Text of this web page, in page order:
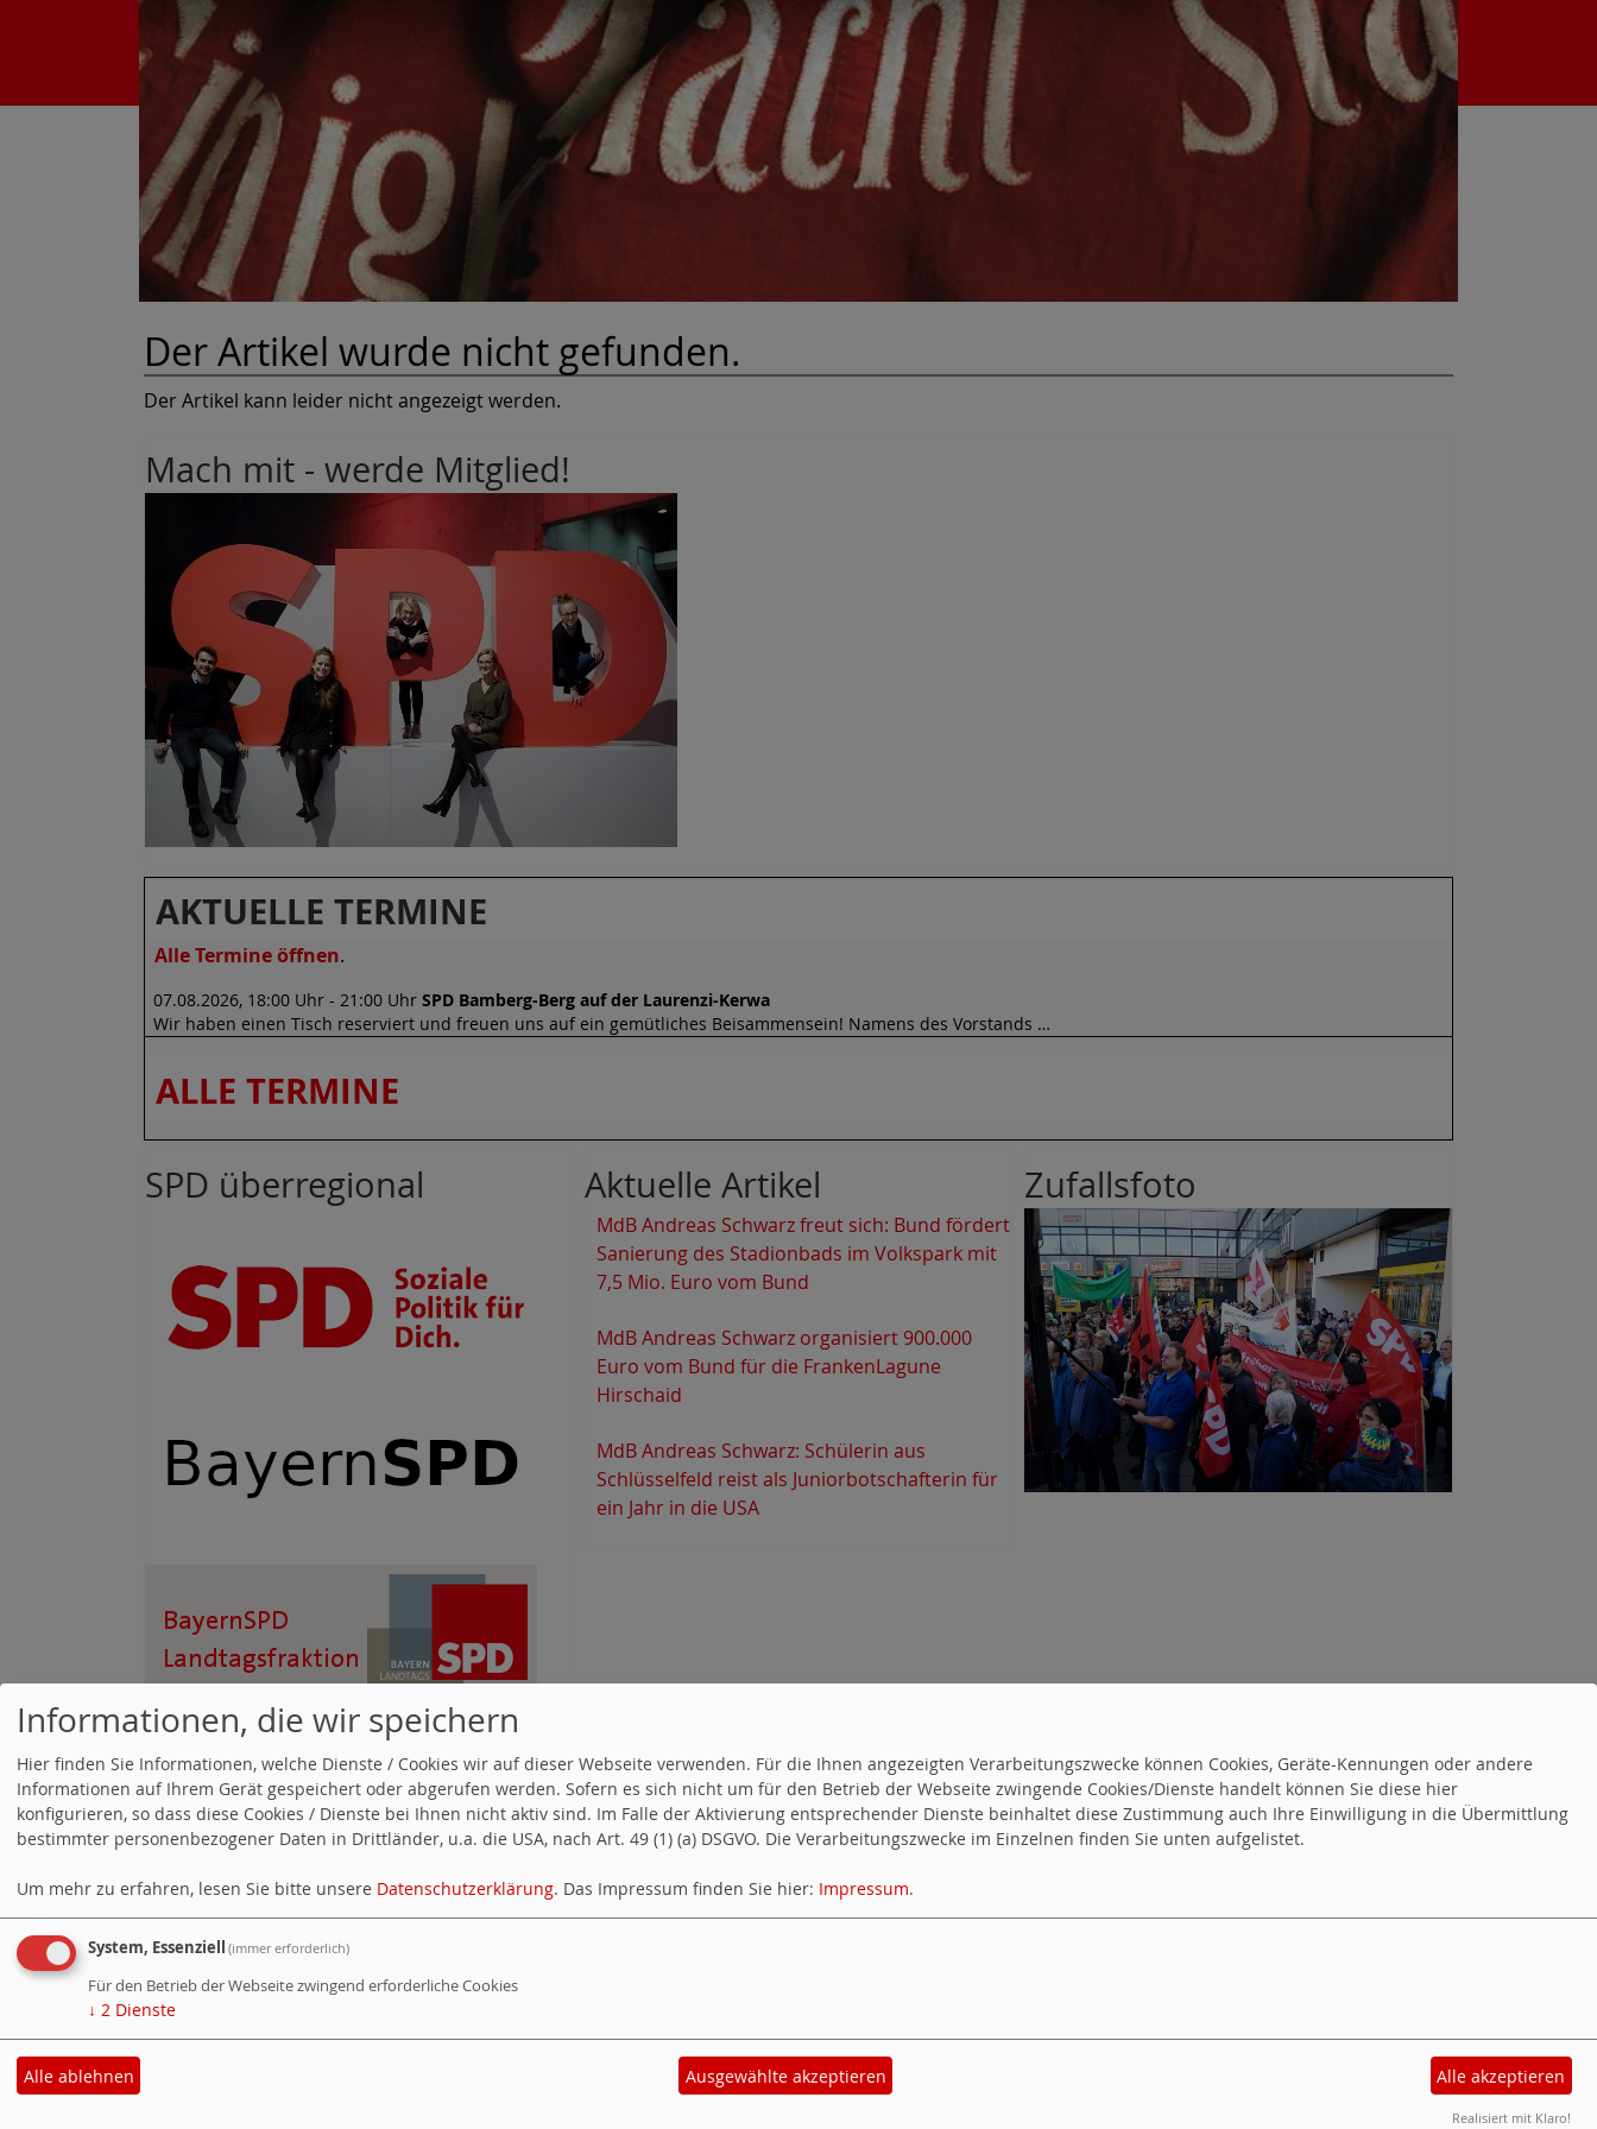
Der Artikel wurde nicht gefunden.
Der Artikel kann leider nicht angezeigt werden.
Mach mit - werde Mitglied!
AKTUELLE TERMINE
Alle Termine öffnen.
07.08.2026, 18:00 Uhr - 21:00 Uhr SPD Bamberg-Berg auf der Laurenzi-Kerwa
Wir haben einen Tisch reserviert und freuen uns auf ein gemütliches Beisammensein! Namens des Vorstands …
ALLE TERMINE
SPD überregional Aktuelle Artikel
MdB Andreas Schwarz freut sich: Bund fördert
Sanierung des Stadionbads im Volkspark mit
7,5 Mio. Euro vom Bund
MdB Andreas Schwarz organisiert 900.000
Euro vom Bund für die FrankenLagune
Hirschaid
MdB Andreas Schwarz: Schülerin aus
Schlüsselfeld reist als Juniorbotschafterin für
ein Jahr in die USA
Zufallsfoto
Suchen Twitter Facebook RSS
Counter
Besucher:
7
Informationen, die wir speichern
Hier finden Sie Informationen, welche Dienste / Cookies wir auf dieser Webseite verwenden. Für die Ihnen angezeigten Verarbeitungszwecke können Cookies, Geräte-Kennungen oder andere
Informationen auf Ihrem Gerät gespeichert oder abgerufen werden. Sofern es sich nicht um für den Betrieb der Webseite zwingende Cookies/Dienste handelt können Sie diese hier
konfigurieren, so dass diese Cookies / Dienste bei Ihnen nicht aktiv sind. Im Falle der Aktivierung entsprechender Dienste beinhaltet diese Zustimmung auch Ihre Einwilligung in die Übermittlung
bestimmter personenbezogener Daten in Drittländer, u.a. die USA, nach Art. 49 (1) (a) DSGVO. Die Verarbeitungszwecke im Einzelnen finden Sie unten aufgelistet.
Um mehr zu erfahren, lesen Sie bitte unsere Datenschutzerklärung. Das Impressum finden Sie hier: Impressum.
System, Essenziell (immer erforderlich)
Für den Betrieb der Webseite zwingend erforderliche Cookies
↓ 2 Dienste
Alle ablehnen Ausgewählte akzeptieren Alle akzeptieren
Realisiert mit Klaro!